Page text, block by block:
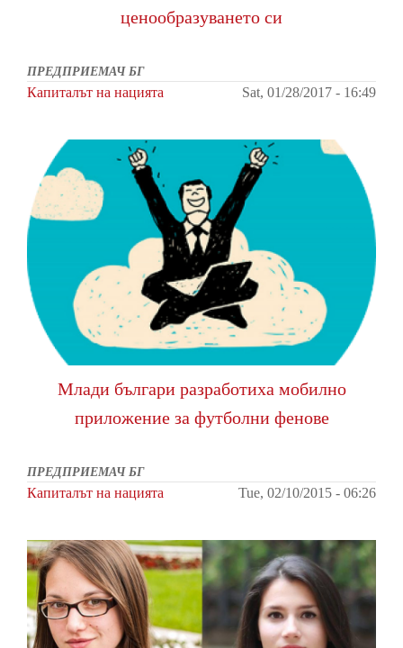
ценообразуването си
ПРЕДПРИЕМАЧ БГ
Капиталът на нацията Sat, 01/28/2017 - 16:49
Млади българи разработиха мобилно
приложение за футболни фенове
ПРЕДПРИЕМАЧ БГ
Капиталът на нацията Tue, 02/10/2015 - 06:26